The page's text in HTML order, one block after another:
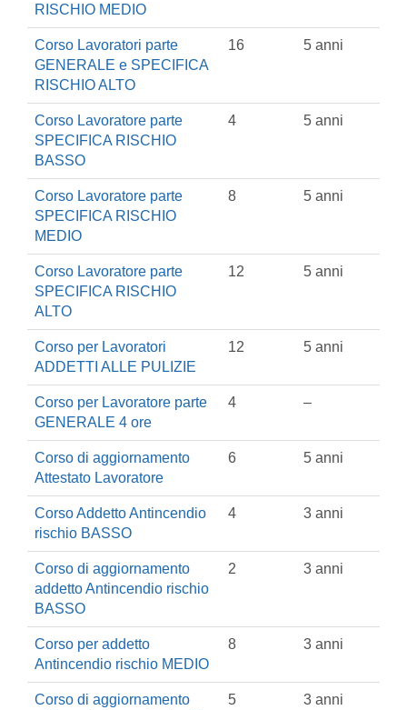
RISCHIO MEDIO
Corso Lavoratori parte
GENERALE e SPECIFICA
RISCHIO ALTO
16 5 anni
Corso Lavoratore parte
SPECIFICA RISCHIO
BASSO
4 5 anni
Corso Lavoratore parte
SPECIFICA RISCHIO
MEDIO
8 5 anni
Corso Lavoratore parte
SPECIFICA RISCHIO
ALTO
12 5 anni
Corso per Lavoratori
ADDETTI ALLE PULIZIE
12 5 anni
Corso per Lavoratore parte
GENERALE 4 ore
4 –
Corso di aggiornamento
Attestato Lavoratore
6 5 anni
Corso Addetto Antincendio
rischio BASSO
4 3 anni
Corso di aggiornamento
addetto Antincendio rischio
BASSO
2 3 anni
Corso per addetto
Antincendio rischio MEDIO
8 3 anni
Corso di aggiornamento
5 3 anni